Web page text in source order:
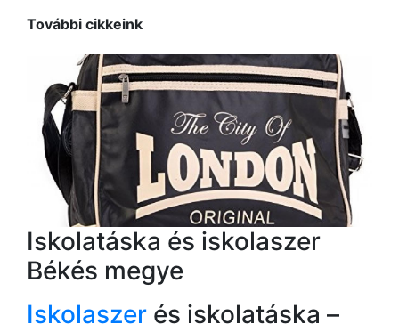
További cikkeink
Iskolatáska és iskolaszer
Békés megye
Iskolaszer és iskolatáska –